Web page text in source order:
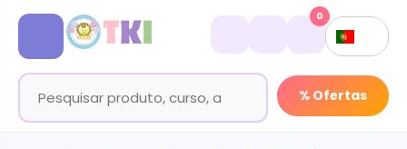
% Ofertas
0